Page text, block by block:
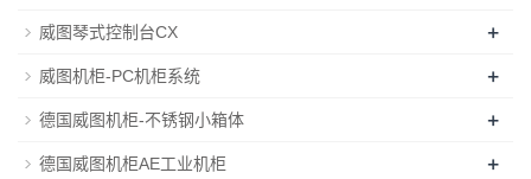
威图琴式控制台CX +
威图机柜-PC机柜系统 +
德国威图机柜-不锈钢小箱体 +
德国威图机柜AE工业机柜 +